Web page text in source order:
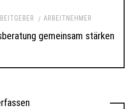
ARBEITNEHMER
gemeinsam stärken